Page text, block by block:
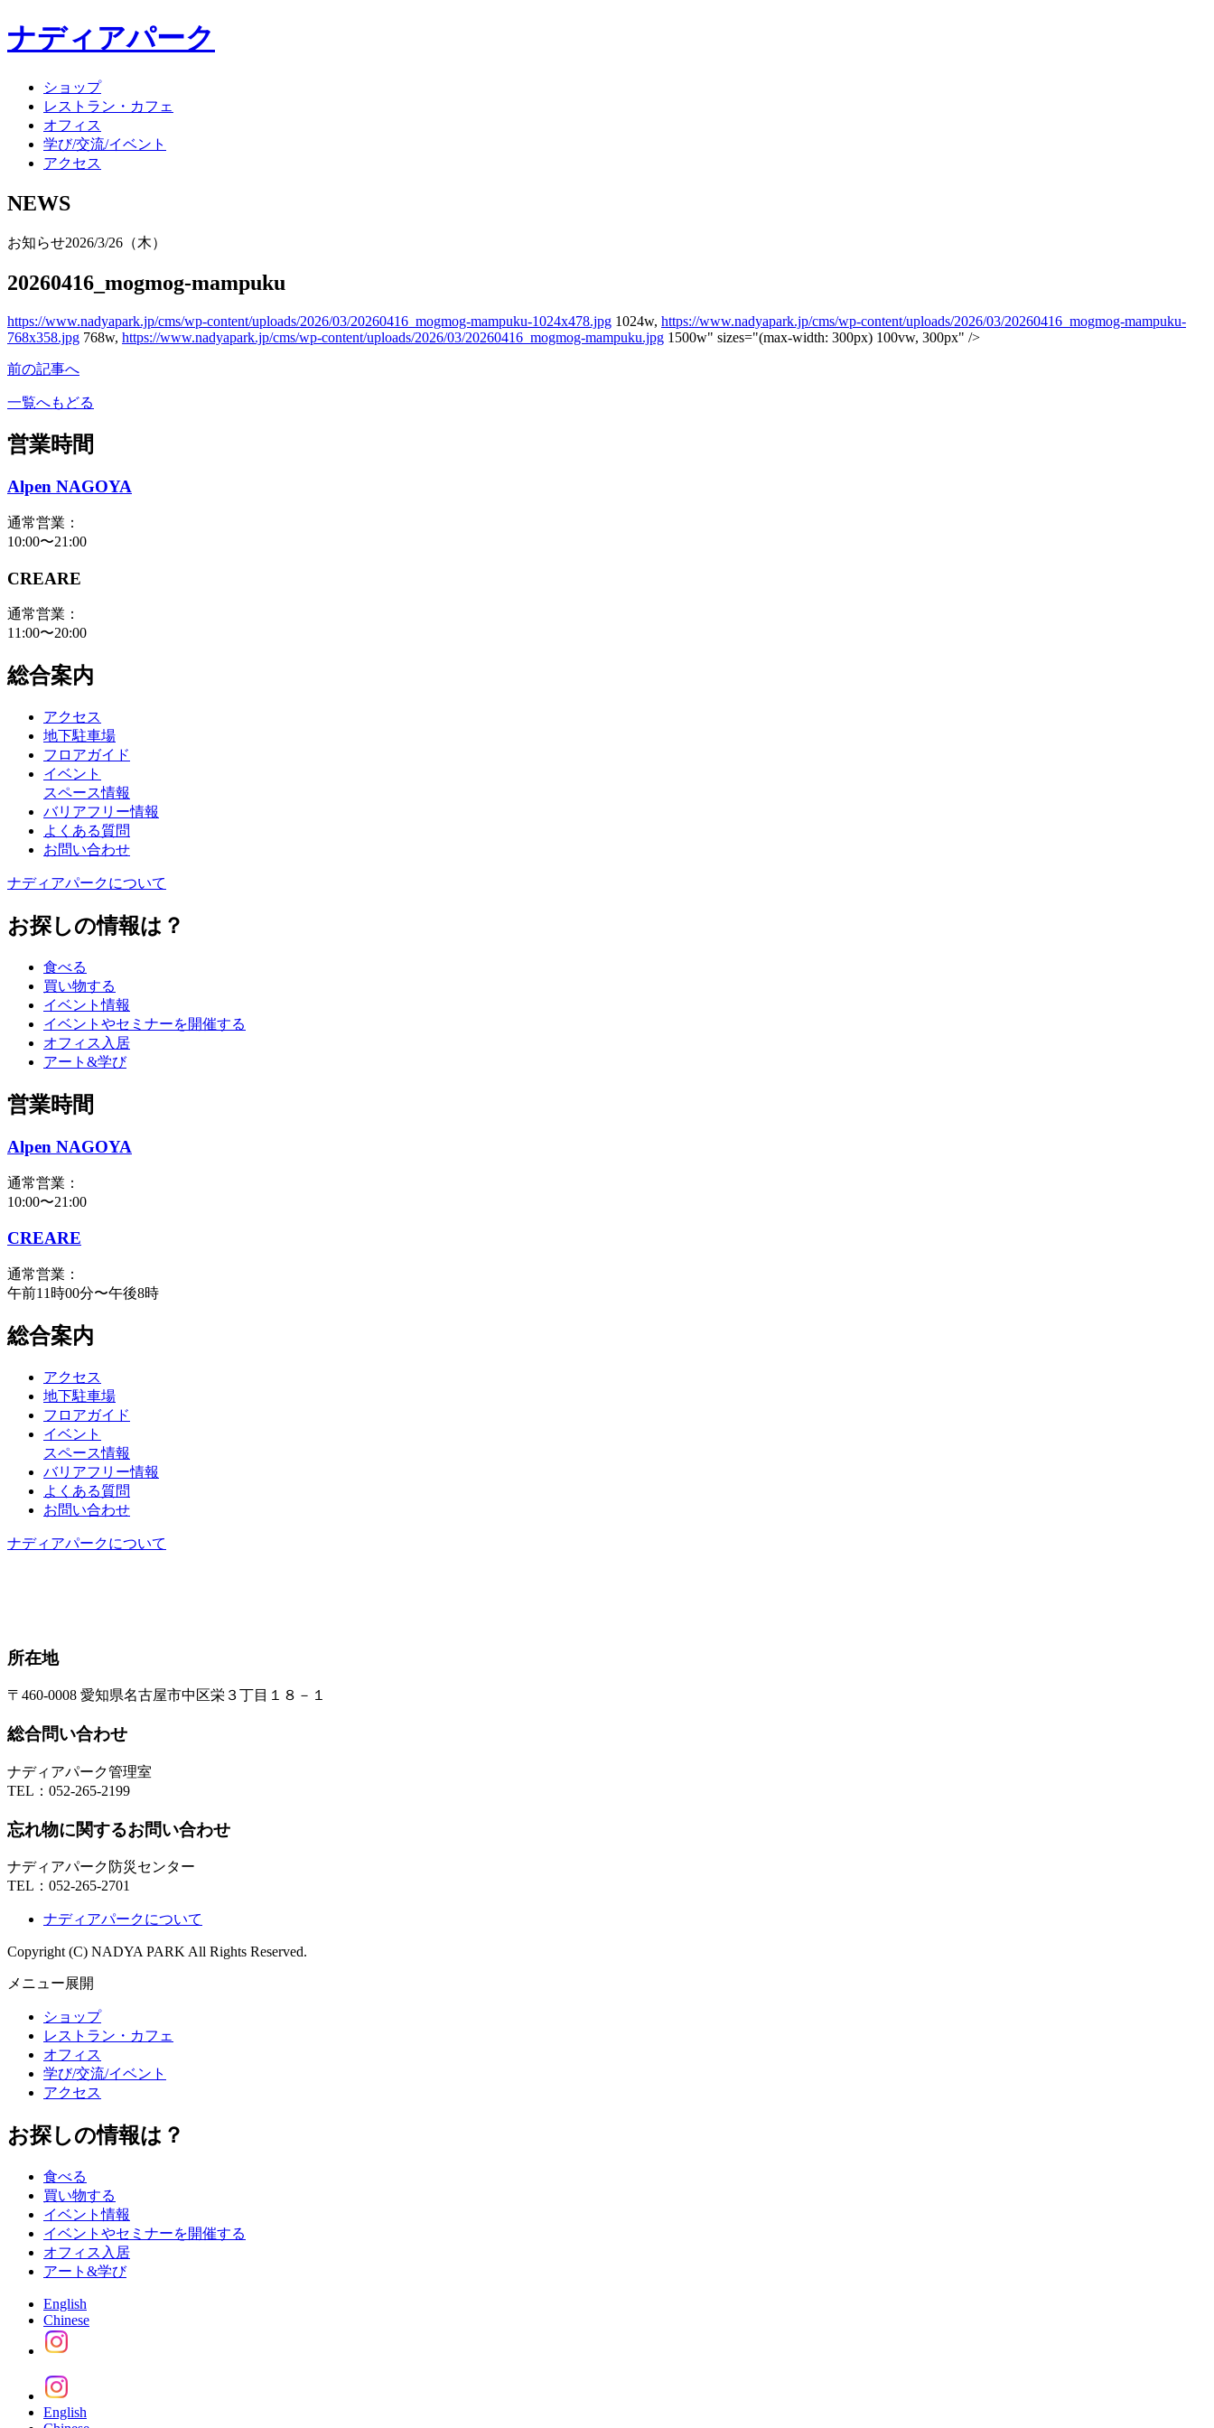
ナディアパーク
ショップ
レストラン・カフェ
オフィス
学び/交流/イベント
アクセス
NEWS
お知らせ2026/3/26（木）
20260416_mogmog-mampuku
https://www.nadyapark.jp/cms/wp-content/uploads/2026/03/20260416_mogmog-mampuku-1024x478.jpg 1024w, https://www.nadyapark.jp/cms/wp-content/uploads/2026/03/20260416_mogmog-mampuku-
768x358.jpg 768w, https://www.nadyapark.jp/cms/wp-content/uploads/2026/03/20260416_mogmog-mampuku.jpg 1500w" sizes="(max-width: 300px) 100vw, 300px" />
前の記事へ
一覧へもどる
営業時間
Alpen NAGOYA
通常営業：
10:00〜21:00
CREARE
通常営業：
11:00〜20:00
総合案内
アクセス
地下駐車場
フロアガイド
イベント
スペース情報
バリアフリー情報
よくある質問
お問い合わせ
ナディアパークについて
お探しの情報は？
食べる
買い物する
イベント情報
イベントやセミナーを開催する
オフィス入居
アート&学び
営業時間
Alpen NAGOYA
通常営業：
10:00〜21:00
CREARE
通常営業：
午前11時00分〜午後8時
総合案内
アクセス
地下駐車場
フロアガイド
イベント
スペース情報
バリアフリー情報
よくある質問
お問い合わせ
ナディアパークについて
所在地
〒460-0008 愛知県名古屋市中区栄３丁目１８－１
総合問い合わせ
ナディアパーク管理室
TEL： 052-265-2199
忘れ物に関するお問い合わせ
ナディアパーク防災センター
TEL： 052-265-2701
ナディアパークについて
Copyright (C) NADYA PARK All Rights Reserved.
メニュー展開
ショップ
レストラン・カフェ
オフィス
学び/交流/イベント
アクセス
お探しの情報は？
食べる
買い物する
イベント情報
イベントやセミナーを開催する
オフィス入居
アート&学び
English
Chinese
English